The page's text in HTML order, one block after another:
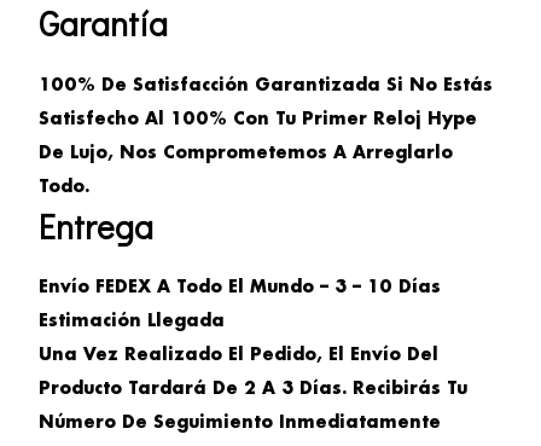
Garantía
100% De Satisfacción Garantizada Si No Estás
Satisfecho Al 100% Con Tu Primer Reloj Hype
De Lujo, Nos Comprometemos A Arreglarlo
Todo.
Entrega
Envío FEDEX A Todo El Mundo – 3 – 10 Días
Estimación Llegada
Una Vez Realizado El Pedido, El Envío Del
Producto Tardará De 2 A 3 Días. Recibirás Tu
Número De Seguimiento Inmediatamente